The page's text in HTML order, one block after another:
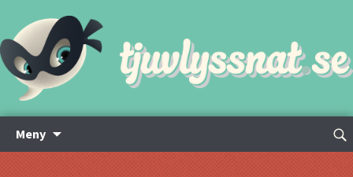
Meny
innehåll
Sök